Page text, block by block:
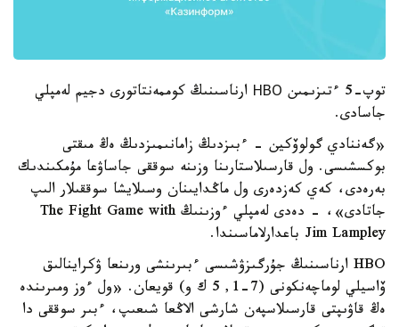
توپ-5 ءتىزىمىن НВО ارناسىنىڭ كوممەنتاتورى دجيم لەمپلي
جاسادى.
«گەننادي گولوۆكين - ءبىزدىڭ زامانىمىزدىڭ ەڭ مىقتى
بوكسشىسى. ول قارسىلاستارىنا وزىنە سوققى جاساۋعا مۇمكىندىك
بەرەدى، كەي كەزدەرى ول ماڭدايىنان وسىلايشا سوققىلار الىپ
جاتادى»، - دەدى لەمپلي ءوزىنىڭ The Fight Game with
Jim Lampley باعدارلاماسىندا.
HBO ارناسىنىڭ جۇرگىزۋشىسى ءبىرىنشى ورىنعا ۋكراينالىق
ۆاسيلي لوماچەنكونى (7-1, 5 ك و) قويعان. «ول ءوز ومىرىندە
ەڭ قاۋىپتى قارسىلاسپەن شارشى الاڭعا شىعىپ، ءبىر سوققى دا